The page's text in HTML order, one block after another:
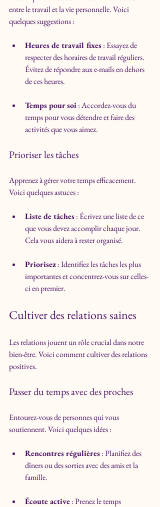
entre le travail et la vie personnelle. Voici
quelques suggestions :
Heures de travail fixes : Essayez de
respecter des horaires de travail réguliers.
Évitez de répondre aux e-mails en dehors
de ces heures.
Temps pour soi : Accordez-vous du
temps pour vous détendre et faire des
activités que vous aimez.
Prioriser les tâches
Apprenez à gérer votre temps efficacement.
Voici quelques astuces :
Liste de tâches : Écrivez une liste de ce
que vous devez accomplir chaque jour.
Cela vous aidera à rester organisé.
Priorisez : Identifiez les tâches les plus
importantes et concentrez-vous sur celles-
ci en premier.
Cultiver des relations saines
Les relations jouent un rôle crucial dans notre
bien-être. Voici comment cultiver des relations
positives.
Passer du temps avec des proches
Entourez-vous de personnes qui vous
soutiennent. Voici quelques idées :
Rencontres régulières : Planifiez des
dîners ou des sorties avec des amis et la
famille.
Écoute active : Prenez le temps